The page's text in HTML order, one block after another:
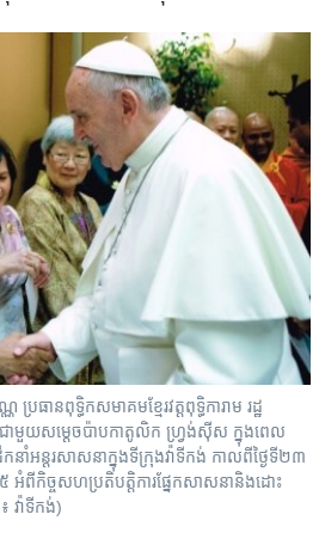
ាន​ពុទ្ធិក​សមាគម​ខ្មែរ​វត្តពុទ្ធិការាម រដ្ឋ
ាមួយ​សម្តេច​ប៉ាប​កាតូលិក ហ្រ្វង់ស៊ីស ក្នុង​ពេល​
នាំ​អន្តរសាសនា​ក្នុង​ទីក្រុង​វ៉ាទីកង់​ កាលពី​ថ្ងៃ​ទី២៣
អំពី​កិច្ចសហប្រតិបត្តិ​ការផ្នែក​សាសនា​និង​ដោះ
វ៉ាទីកង់)